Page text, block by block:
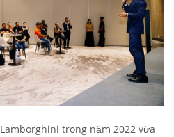
trong năm 2022 vừa